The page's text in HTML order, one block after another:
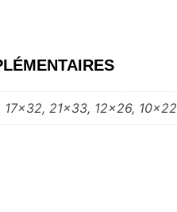
17×32, 21×33, 12×26, 10×22